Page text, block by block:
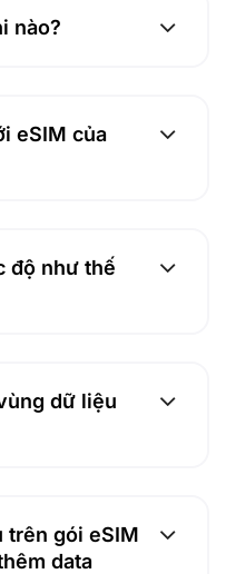
nào?
eSIM của
độ như thế
dữ liệu
trên gói eSIM
data